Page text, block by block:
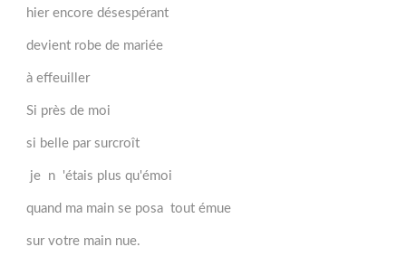
hier encore désespérant
devient robe de mariée
à effeuiller
Si près de moi
si belle par surcroît
je n 'étais plus qu'émoi
quand ma main se posa tout émue
sur votre main nue.